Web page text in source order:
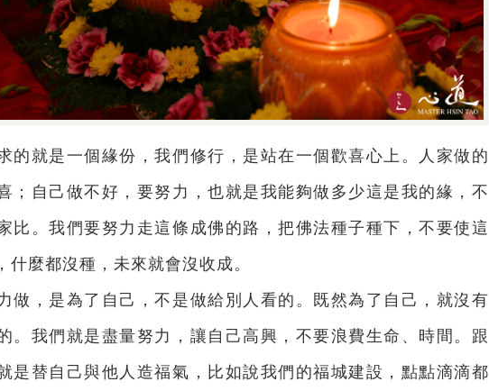
的就是一個緣份，我們修行，是站在一個歡喜心上。人家做的
；自己做不好，要努力，也就是我能夠做多少這是我的緣，不
比。我們要努力走這條成佛的路，把佛法種子種下，不要使這
什麼都沒種，未來就會沒收成。
做，是為了自己，不是做給別人看的。既然為了自己，就沒有
。我們就是盡量努力，讓自己高興，不要浪費生命、時間。跟
是替自己與他人造福氣，比如說我們的福城建設，點點滴滴都